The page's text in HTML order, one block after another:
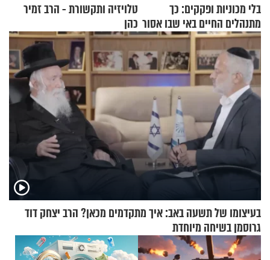
בלי מכוניות ופקקים: כך
מתנהלים החיים באי שבו אסור
לנהוג כבר יותר מ-120 שנה
טלויזיה ותקשורת - הרב זמיר
כהן
בעיצומו של תשעה באב: איך מתקדמים מכאן? הרב יצחק דוד
גרוסמן בשיחה מיוחדת